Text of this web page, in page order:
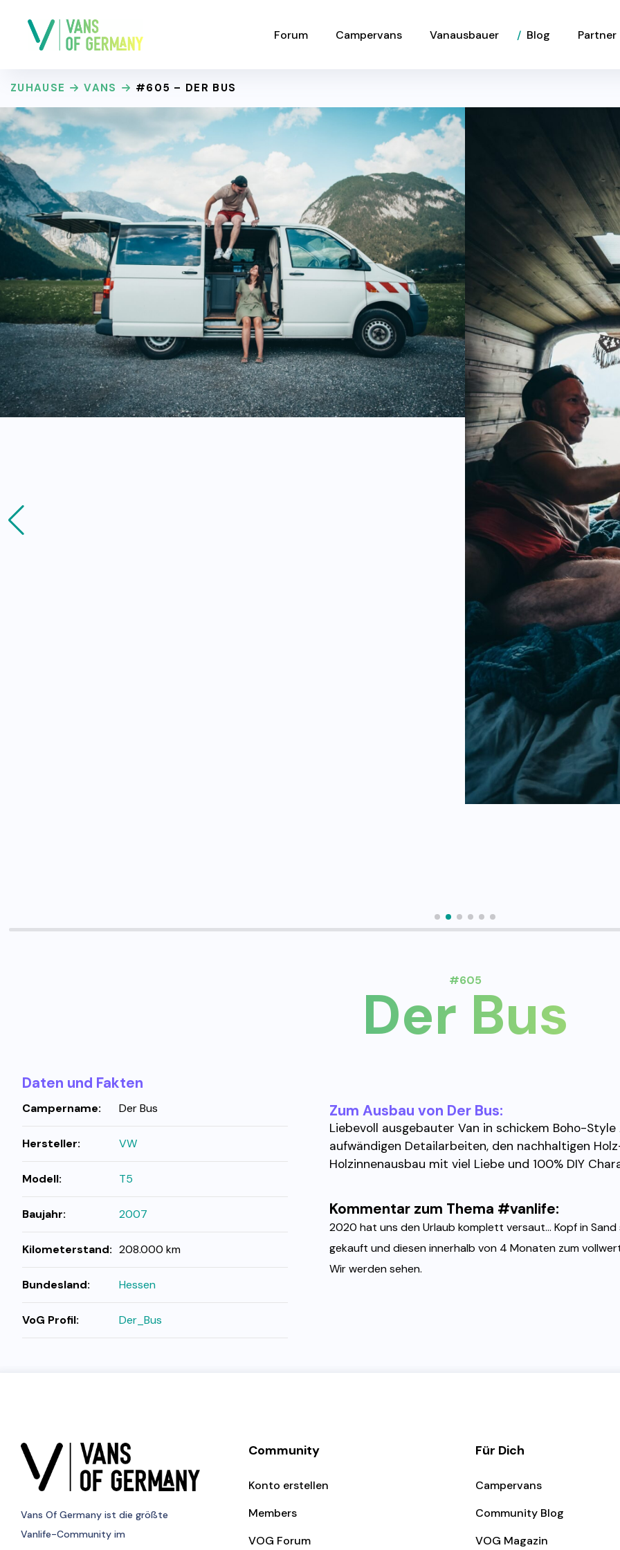
Forum Campervans Vanausbauer Blog Partner
ZUHAUSE VANS #605 – DER BUS
#605
Der Bus
Zum Ausbau von Der Bus:
Liebevoll ausgebauter Van in schickem Boho-Style
aufwändigen Detailarbeiten, den nachhaltigen Holz-
Holzinnenausbau mit viel Liebe und 100% DIY
Kommentar zum Thema #vanlife:
2020 hat uns den Urlaub komplett versaut... Kopf in
gekauft und diesen innerhalb von 4 Monaten zum
Wir werden sehen.
Daten und Fakten
Campername: Der Bus
Hersteller: VW
Modell: T5
Baujahr: 2007
Kilometerstand: 208.000 km
Bundesland: Hessen
VoG Profil: Der_Bus
Vans Of Germany ist die größte
Vanlife-Community im
Community
Konto erstellen
Members
VOG Forum
Für Dich
Campervans
Community Blog
VOG Magazin